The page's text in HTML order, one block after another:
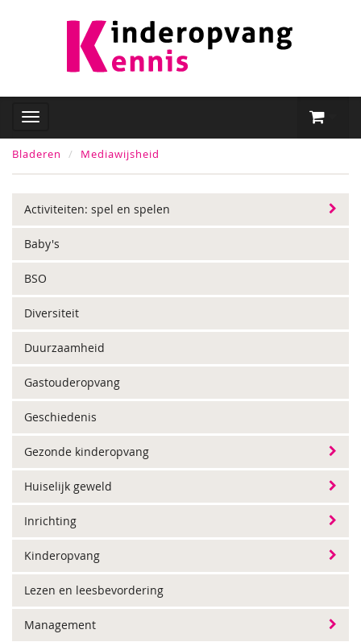
Bladeren Mediawijsheid
Activiteiten: spel en spelen
Baby's
BSO
Diversiteit
Duurzaamheid
Gastouderopvang
Geschiedenis
Gezonde kinderopvang
Huiselijk geweld
Inrichting
Kinderopvang
Lezen en leesbevordering
Management